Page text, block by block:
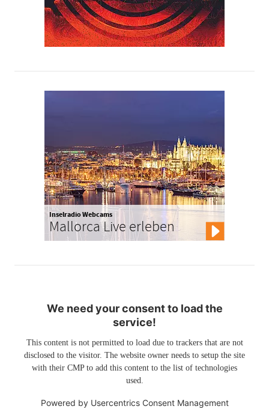
Inselradio Webcams
Mallorca Live erleben
We need your consent to load the
service!
This content is not permitted to load due to trackers that are not
disclosed to the visitor. The website owner needs to setup the site
with their CMP to add this content to the list of technologies
used.
Powered by Usercentrics Consent Management